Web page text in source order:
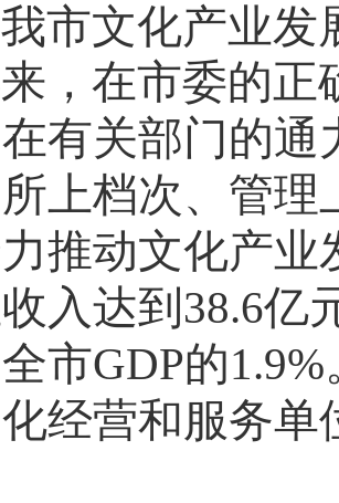
市文化产业发
，在市委的正
有关部门的
上档次、管
推动文化产业
入达到 38.6亿
市GDP的1.9%
经营和服务单